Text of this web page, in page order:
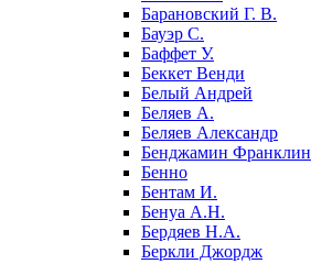
Барановский Г. В.
Бауэр С.
Баффет У.
Беккет Венди
Белый Андрей
Беляев А.
Беляев Александр
Бенджамин Франклин
Бенно
Бентам И.
Бенуа А.Н.
Бердяев Н.А.
Беркли Джордж